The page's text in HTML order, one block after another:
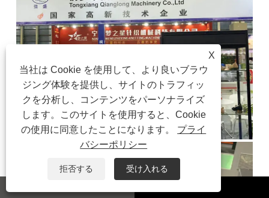
X
当社は Cookie を使用して、より良いブラウ
ジング体験を提供し、サイトのトラフィッ
クを分析し、コンテンツをパーソナライズ
します。このサイトを使用すると、Cookie
の使用に同意したことになります。 プライ
バシーポリシー
拒否する 受け入れる